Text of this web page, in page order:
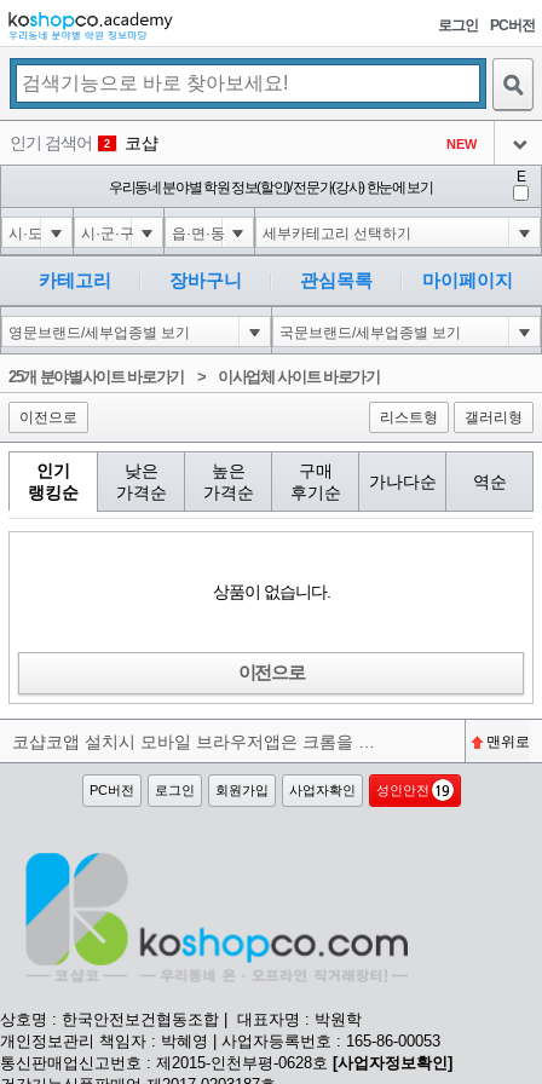
로그인 PC버전
인기 검색어 2 코샵 NEW
익스
아이콘
4 미끄럼방지
아이콘
5 10'XOR(1*if(now()=sysdate(),sleep(15),0))XOR'Z
아이콘
0
6 1-1); waitfor delay '0:0:15' --
아이콘
0
1
우리동네 분야별 학원 정보(할인)/ 전문가(강사) 한눈에 보기
E
카테고리 장바구니 관심목록 마이페이지
25개 분야별사이트 바로가기 > 이사업체 사이트 바로가기
이전으로 리스트형 갤러리형
인기
랭킹순
낮은
가격순
높은
가격순
구매
후기순
가나다순 역순
상품이 없습니다.
이전으로
맨위로
PC버전 로그인 회원가입 사업자확인 성인안전
상호명 : 한국안전보건협동조합 | 대표자명 : 박원학
개인정보관리 책임자 : 박혜영 | 사업자등록번호 : 165-86-00053
통신판매업신고번호 : 제2015-인천부평-0628호 [사업자정보확인]